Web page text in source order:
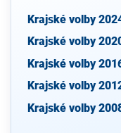
Krajské volby
Krajské volby
Krajské volby
Krajské volby
Krajské volby